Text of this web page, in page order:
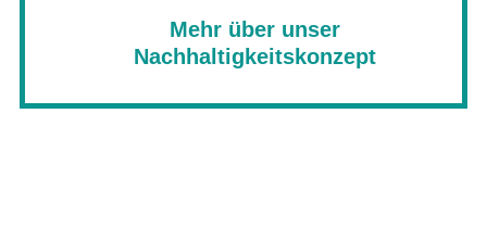
Mehr über unser
Nachhaltigkeitskonzept